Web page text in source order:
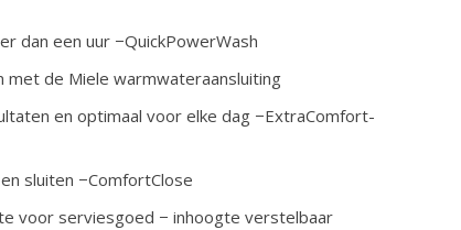
dan een uur −QuickPowerWash
de Miele warmwateraansluiting
en optimaal voor elke dag −ExtraComfort-
sluiten −ComfortClose
voor serviesgoed − inhoogte verstelbaar